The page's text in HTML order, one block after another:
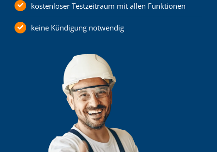
kostenloser Testzeitraum mit allen Funktionen
keine Kündigung notwendig